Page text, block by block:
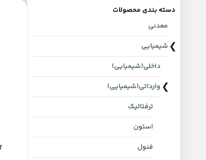
دسته بندی محصولات
معدنی
شیمیایی
داخلی(شیمیایی)
وارداتی(شیمیایی)
ترفتالیک
استون
فنول